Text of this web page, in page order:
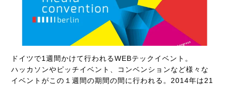
ドイツで1週間かけて行われるWEBテックイベント。
ハッカソンやピッチイベント、コンベンションなど様々な
イベントがこの１週間の期間の間に行われる。2014年は21